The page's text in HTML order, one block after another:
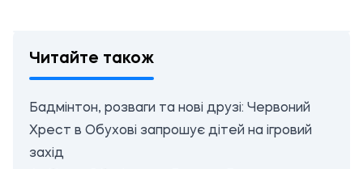
Читайте також
Бадмінтон, розваги та нові друзі: Червоний
Хрест в Обухові запрошує дітей на ігровий
захід